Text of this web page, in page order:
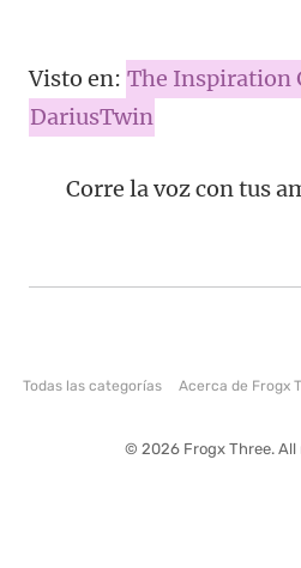
Visto en: The Inspiration
DariusTwin
Corre la voz con tus
Todas las categorías Acerca de Frogx
© 2026 Frogx Three.